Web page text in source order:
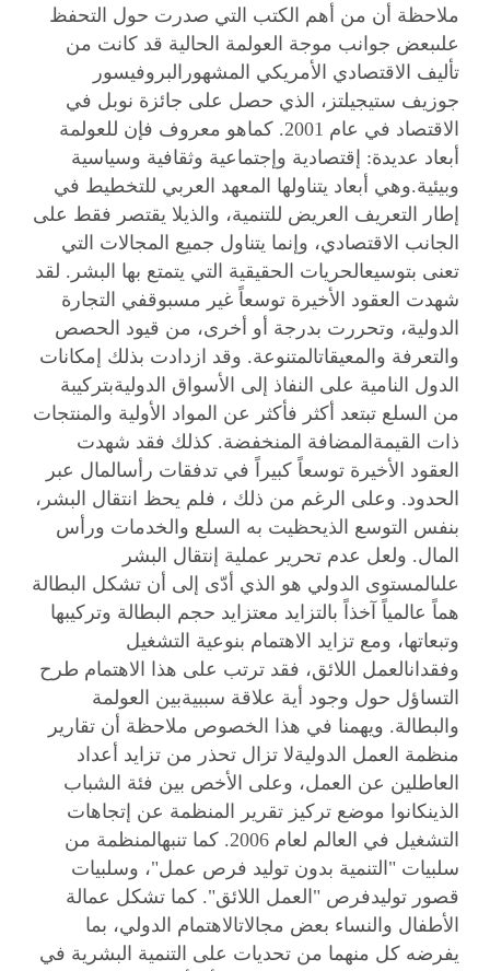
ملاحظة أن من أهم الكتب التي صدرت حول التحفظ
علىبعض جوانب موجة العولمة الحالية قد كانت من
تأليف الاقتصادي الأمريكي المشهورالبروفيسور
جوزيف ستيجيلتز، الذي حصل على جائزة نوبل في
الاقتصاد في عام 2001. كماهو معروف فإن للعولمة
أبعاد عديدة: إقتصادية وإجتماعية وثقافية وسياسية
وبيئية.وهي أبعاد يتناولها المعهد العربي للتخطيط في
إطار التعريف العريض للتنمية، والذيلا يقتصر فقط على
الجانب الاقتصادي، وإنما يتناول جميع المجالات التي
تعنى بتوسيعالحريات الحقيقية التي يتمتع بها البشر. لقد
شهدت العقود الأخيرة توسعاً غير مسبوقفي التجارة
الدولية، وتحررت بدرجة أو أخرى، من قيود الحصص
والتعرفة والمعيقاتالمتنوعة. وقد ازدادت بذلك إمكانات
الدول النامية على النفاذ إلى الأسواق الدوليةبتركيبة
من السلع تبتعد أكثر فأكثر عن المواد الأولية والمنتجات
ذات القيمةالمضافة المنخفضة. كذلك فقد شهدت
العقود الأخيرة توسعاً كبيراً في تدفقات رأسالمال عبر
الحدود. وعلى الرغم من ذلك ، فلم يحظ انتقال البشر،
بنفس التوسع الذيحظيت به السلع والخدمات ورأس
المال. ولعل عدم تحرير عملية إنتقال البشر
علىالمستوى الدولي هو الذي أدّى إلى أن تشكل البطالة
هماً عالمياً آخذاً بالتزايد معتزايد حجم البطالة وتركيبها
وتبعاتها، ومع تزايد الاهتمام بنوعية التشغيل
وفقدانالعمل اللائق، فقد ترتب على هذا الاهتمام طرح
التساؤل حول وجود أية علاقة سببيةبين العولمة
والبطالة. ويهمنا في هذا الخصوص ملاحظة أن تقارير
منظمة العمل الدوليةلا تزال تحذر من تزايد أعداد
العاطلين عن العمل، وعلى الأخص بين فئة الشباب
الذينكانوا موضع تركيز تقرير المنظمة عن إتجاهات
التشغيل في العالم لعام 2006. كما تنبهالمنظمة من
سلبيات "التنمية بدون توليد فرص عمل"، وسلبيات
قصور توليدفرص "العمل اللائق". كما تشكل عمالة
الأطفال والنساء بعض مجالاتالاهتمام الدولي، بما
يفرضه كل منهما من تحديات على التنمية البشرية في